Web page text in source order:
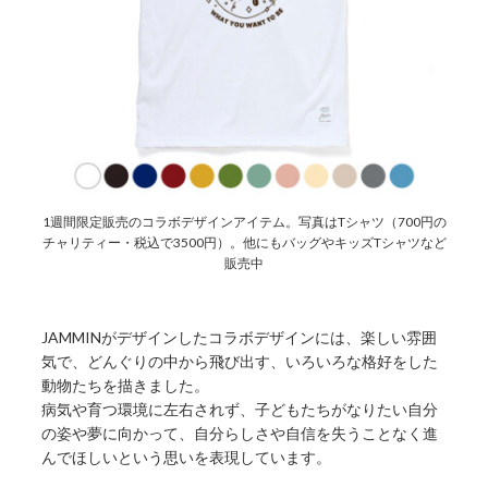
1週間限定販売のコラボデザインアイテム。写真はTシャツ（700円の
チャリティー・税込で3500円）。他にもバッグやキッズTシャツなど
販売中
JAMMINがデザインしたコラボデザインには、楽しい雰囲
気で、どんぐりの中から飛び出す、いろいろな格好をした
動物たちを描きました。
病気や育つ環境に左右されず、子どもたちがなりたい自分
の姿や夢に向かって、自分らしさや自信を失うことなく進
んでほしいという思いを表現しています。